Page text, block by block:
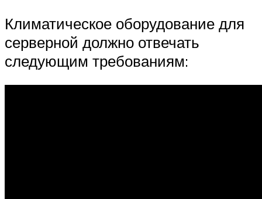
Климатическое оборудование для
серверной должно отвечать
следующим требованиям: